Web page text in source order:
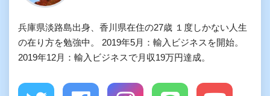
兵庫県淡路島出身、香川県在住の27歳 １度しかない人生
の在り方を勉強中。 2019年5月：輸入ビジネスを開始。
2019年12月：輸入ビジネスで月収19万円達成。